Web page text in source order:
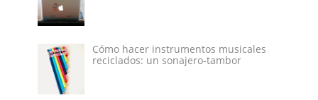
Cómo hacer instrumentos musicales
reciclados: un sonajero-tambor